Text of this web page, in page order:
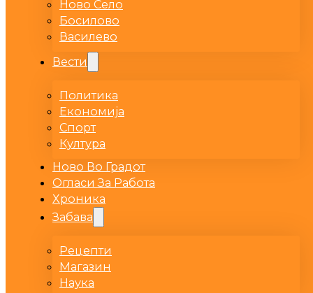
Ново Село
Босилово
Василево
Вести
Политика
Економија
Спорт
Култура
Ново Во Градот
Огласи За Работа
Хроника
Забава
Рецепти
Магазин
Наука